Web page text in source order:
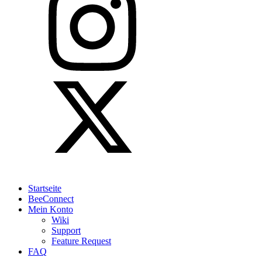
Startseite
BeeConnect
Mein Konto
Wiki
Support
Feature Request
FAQ